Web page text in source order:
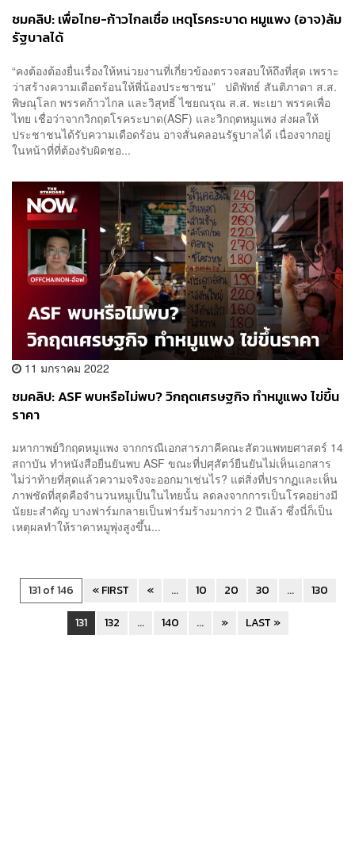
ชมคลิป: เพื่อไทย-ก้าวไกลเชื่อ เหตุโรคระบาด หมูแพง (อาจ)ล้ม
รัฐบาลได้
“คงต้องต้องยื่นเรื่องให้หน่วยงานที่เกี่ยวข้องตรวจสอบให้ถึงที่สุด เพราะ
ว่าสร้างความเดือดร้อนให้พี่น้องประชาชน” ปดิพัทธ์ สันติภาดา ส.ส.
พิษณุโลก พรรคก้าวไกล และวิสุทธิ์ ไชยณรุณ ส.ส. พะเยา พรรคเพื่อ
ไทย เชื่อว่าจากวิกฤตโรคระบาด(ASF) และวิกฤตหมูแพง ส่งผลให้
ประชาชนได้รับความเดือดร้อน อาจสั่นคลอนรัฐบาลได้ เนื่องจากอยู่
ในหน้าที่ที่ต้องรับผิดชอ...
11 มกราคม 2022
ชมคลิป: ASF พบหรือไม่พบ? วิกฤตเศรษฐกิจ ทำหมูแพง ไข่ขึ้น
ราคา
มหากาพย์วิกฤตหมูแพง จากกรณีเอกสารภาคีคณะสัตวแพทยศาสตร์ 14
สถาบัน ทำหนังสือยืนยันพบ ASF ขณะที่ปศุสัตว์ยืนยันไม่เห็นเอกสาร
ไม่ว่าท้ายที่สุดแล้วความจริงจะออกมาเช่นไร? แต่สิ่งที่ปรากฏและเห็น
ภาพชัดที่สุดคือจำนวนหมูเป็นในไทยนั้น ลดลงจากการเป็นโรคอย่างมี
นัยยะสำคัญ บางฟาร์มกลายเป็นฟาร์มร้างมากว่า 2 ปีแล้ว ซึ่งนี่ก็เป็น
เหตุผลทำให้ราคาหมูพุ่งสูงขึ้น...
131 of 146 « FIRST « ... 10 20 30 ...
130
131
132 ... 140 ... » LAST »